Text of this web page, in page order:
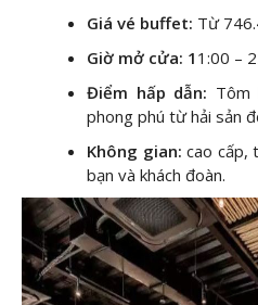
Giá vé buffet: Từ
Giờ mở cửa: 1 1:00 –
Điểm hấp dẫn: Tôm
phong phú từ hải sản
Không gian: cao cấp,
bạn và khách đoàn.